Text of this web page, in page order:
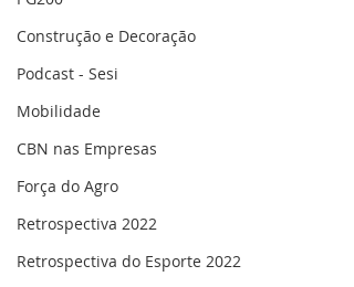
Construção e Decoração
Podcast - Sesi
Mobilidade
CBN nas Empresas
Força do Agro
Retrospectiva 2022
Retrospectiva do Esporte 2022